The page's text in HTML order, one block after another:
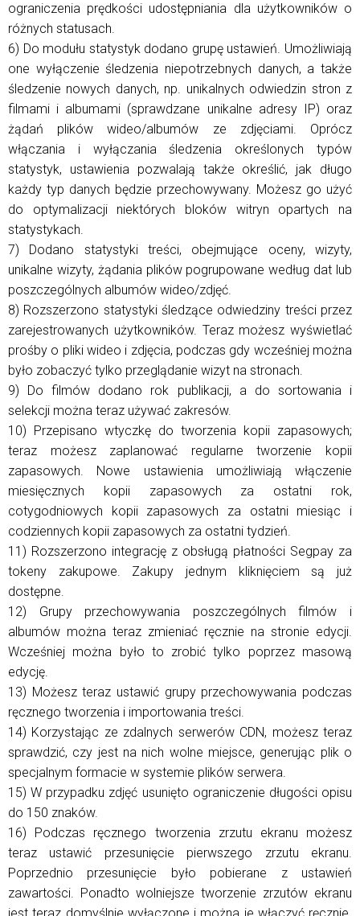
ograniczenia prędkości udostępniania dla użytkowników o
różnych statusach.
6) Do modułu statystyk dodano grupę ustawień. Umożliwiają
one wyłączenie śledzenia niepotrzebnych danych, a także
śledzenie nowych danych, np. unikalnych odwiedzin stron z
filmami i albumami (sprawdzane unikalne adresy IP) oraz
żądań plików wideo/albumów ze zdjęciami. Oprócz
włączania i wyłączania śledzenia określonych typów
statystyk, ustawienia pozwalają także określić, jak długo
każdy typ danych będzie przechowywany. Możesz go użyć
do optymalizacji niektórych bloków witryn opartych na
statystykach.
7) Dodano statystyki treści, obejmujące oceny, wizyty,
unikalne wizyty, żądania plików pogrupowane według dat lub
poszczególnych albumów wideo/zdjęć.
8) Rozszerzono statystyki śledzące odwiedziny treści przez
zarejestrowanych użytkowników. Teraz możesz wyświetlać
prośby o pliki wideo i zdjęcia, podczas gdy wcześniej można
było zobaczyć tylko przeglądanie wizyt na stronach.
9) Do filmów dodano rok publikacji, a do sortowania i
selekcji można teraz używać zakresów.
10) Przepisano wtyczkę do tworzenia kopii zapasowych;
teraz możesz zaplanować regularne tworzenie kopii
zapasowych. Nowe ustawienia umożliwiają włączenie
miesięcznych kopii zapasowych za ostatni rok,
cotygodniowych kopii zapasowych za ostatni miesiąc i
codziennych kopii zapasowych za ostatni tydzień.
11) Rozszerzono integrację z obsługą płatności Segpay za
tokeny zakupowe. Zakupy jednym kliknięciem są już
dostępne.
12) Grupy przechowywania poszczególnych filmów i
albumów można teraz zmieniać ręcznie na stronie edycji.
Wcześniej można było to zrobić tylko poprzez masową
edycję.
13) Możesz teraz ustawić grupy przechowywania podczas
ręcznego tworzenia i importowania treści.
14) Korzystając ze zdalnych serwerów CDN, możesz teraz
sprawdzić, czy jest na nich wolne miejsce, generując plik o
specjalnym formacie w systemie plików serwera.
15) W przypadku zdjęć usunięto ograniczenie długości opisu
do 150 znaków.
16) Podczas ręcznego tworzenia zrzutu ekranu możesz
teraz ustawić przesunięcie pierwszego zrzutu ekranu.
Poprzednio przesunięcie było pobierane z ustawień
zawartości. Ponadto wolniejsze tworzenie zrzutów ekranu